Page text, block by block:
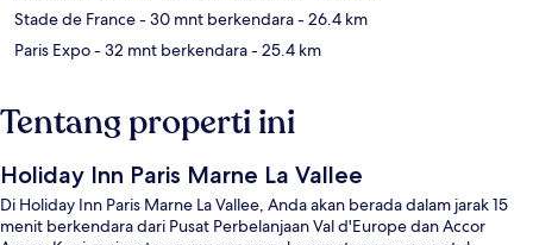
Stade de France- 30 mnt berkendara- 26.4 km
Paris Expo- 32 mnt berkendara- 25.4 km
Tentang properti ini
Holiday Inn Paris Marne La Vallee
Di Holiday Inn Paris Marne La Vallee, Anda akan berada dalam jarak 15
menit berkendara dari Pusat Perbelanjaan Val d'Europe dan Accor